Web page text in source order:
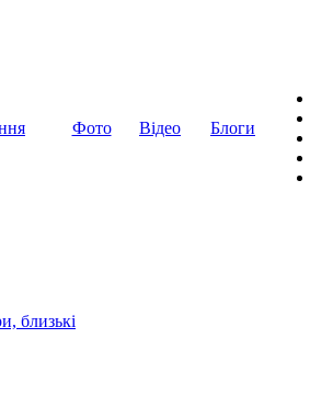
Фото Відео Блоги
близькі